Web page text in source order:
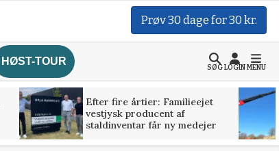
Prøv 30 dage for 30 kr.
HØST-TOUR
SØGLOGINMENU
Efter fire årtier: Familieejet
vestjysk producent af
staldinventar får ny medejer